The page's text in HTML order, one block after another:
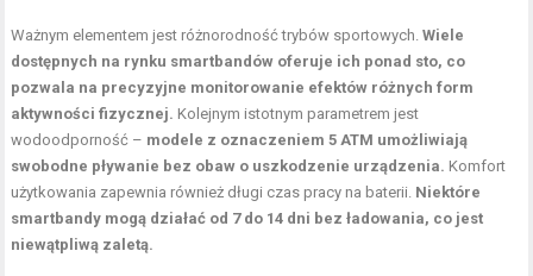
Ważnym elementem jest różnorodność trybów sportowych.Wiele
dostępnych na rynku smartbandów oferuje ich ponad sto, co
pozwala na precyzyjne monitorowanie efektów różnych form
aktywności fizycznej. Kolejnym istotnym parametrem jest
wodoodporność – modele z oznaczeniem 5 ATM umożliwiają
swobodne pływanie bez obaw o uszkodzenie urządzenia. Komfort
użytkowania zapewnia również długi czas pracy na baterii. Niektóre
smartbandy mogą działać od 7 do 14 dni bez ładowania, co jest
niewątpliwą zaletą.